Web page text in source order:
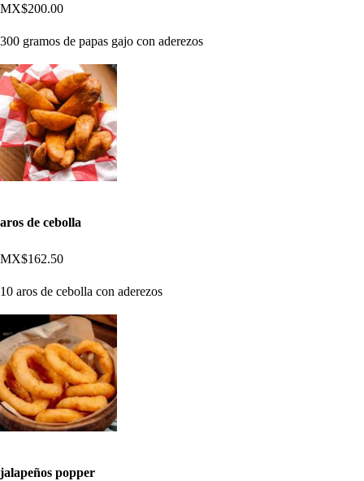
MX$200.00
300 gramos de papas gajo con aderezos
aros de cebolla
MX$162.50
10 aros de cebolla con aderezos
jalapeños popper